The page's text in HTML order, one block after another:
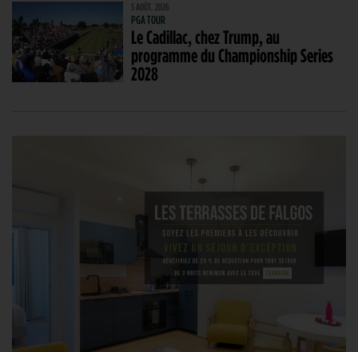
5 AOÛT. 2026
PGA TOUR
Le Cadillac, chez Trump, au
programme du Championship Series
2028